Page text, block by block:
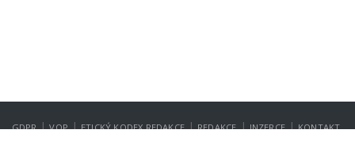
GDPR | VOP | ETICKÝ KODEX REDAKCE | REDAKCE | INZERCE | KONTAKT